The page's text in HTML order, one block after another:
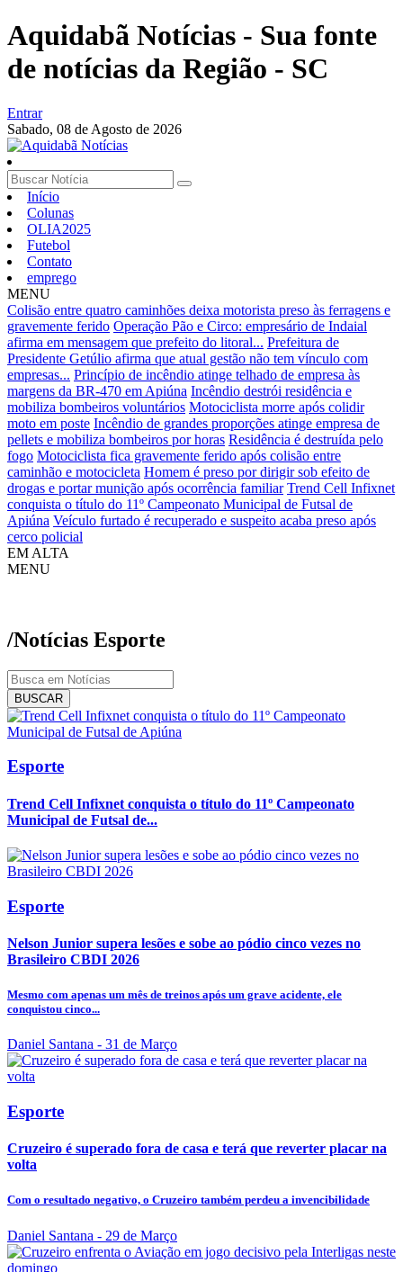
Aquidabã Notícias - Sua fonte
de notícias da Região - SC
Entrar
Sabado, 08 de Agosto de 2026
Início
Colunas
OLIA2025
Futebol
Contato
emprego
MENU
Colisão entre quatro caminhões deixa motorista preso às ferragens e
gravemente ferido Operação Pão e Circo: empresário de Indaial
afirma em mensagem que prefeito do litoral... Prefeitura de
Presidente Getúlio afirma que atual gestão não tem vínculo com
empresas... Princípio de incêndio atinge telhado de empresa às
margens da BR-470 em Apiúna Incêndio destrói residência e
mobiliza bombeiros voluntários Motociclista morre após colidir
moto em poste Incêndio de grandes proporções atinge empresa de
pellets e mobiliza bombeiros por horas Residência é destruída pelo
fogo Motociclista fica gravemente ferido após colisão entre
caminhão e motocicleta Homem é preso por dirigir sob efeito de
drogas e portar munição após ocorrência familiar Trend Cell Infixnet
conquista o título do 11º Campeonato Municipal de Futsal de
Apiúna Veículo furtado é recuperado e suspeito acaba preso após
cerco policial
EM ALTA
MENU
/Notícias Esporte
BUSCAR
Esporte
Trend Cell Infixnet conquista o título do 11º Campeonato
Municipal de Futsal de...
Esporte
Nelson Junior supera lesões e sobe ao pódio cinco vezes no
Brasileiro CBDI 2026
Mesmo com apenas um mês de treinos após um grave acidente, ele
conquistou cinco...
Daniel Santana - 31 de Março
Esporte
Cruzeiro é superado fora de casa e terá que reverter placar na
volta
Com o resultado negativo, o Cruzeiro também perdeu a invencibilidade
Daniel Santana - 29 de Março